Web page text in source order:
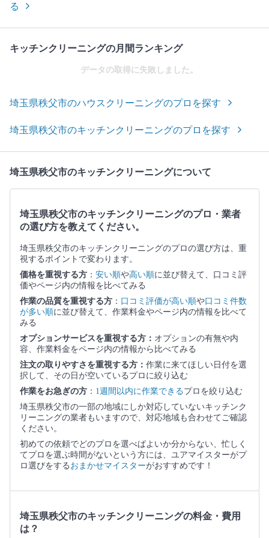
る
キッチンクリーニングの月間ランキング
データの取得に失敗しました。
埼玉県秩父市のハウスクリーニングのプロを探す
埼玉県秩父市のキッチンクリーニングのプロを探す
埼玉県秩父市のキッチンクリーニングについて
埼玉県秩父市のキッチンクリーニングのプロ・業者
の選び方を教えてください。
埼玉県秩父市のキッチンクリーニングのプロの選び方は、重
視するポイントで変わります。
価格を重視する方 ： 安い順や高い順に並び替えて、口コミ評
価やページ内の情報を比べてみる
作業の品質を重視する方 ： 口コミ評価が高い順や口コミ件数
が多い順に並び替えて、作業料金やページ内の情報を比べて
みる
オプションサービスを重視する方： オプションの有無や内
容、作業料金をページ内の情報から比べてみる
注文の取りやすさを重視する方： 作業に来てほしい日付を選
択して、その日が空いているプロに絞り込む
作業をお急ぎの方 ： 1週間以内に作業できるプロを絞り込む
埼玉県秩父市の一部の地域にしか対応していないキッチンク
リーニングの業者もいますので、対応地域も合わせてご確認
ください。
初めての依頼でどのプロを選べばよいか分からない、忙しく
てプロを選ぶ時間がないという方には、ユアマイスターがプ
ロ選びをする おまかせマイスターがおすすめです！
埼玉県秩父市のキッチンクリーニングの料金・費用
は？